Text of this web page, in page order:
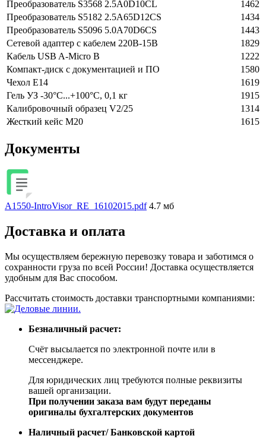
Преобразователь S3568 2.5A0D10CL
1462
Преобразователь S5182 2.5A65D12CS
1434
Преобразователь S5096 5.0A70D6CS
1443
Сетевой адаптер с кабелем 220В-15В
1829
Кабель USB A-Micro B
1222
Компакт-диск с документацией и ПО
1580
Чехол Е14
1619
Гель УЗ -30°C...+100°C, 0,1 кг
1915
Калибровочный образец V2/25
1314
Жесткий кейс М20
1615
Документы
A1550-IntroVisor_RE_16102015.pdf 4.7 мб
Доставка и оплата
Мы осуществляем бережную перевозку товара и заботимся о
сохранности груза по всей России! Доставка осуществляется
удобным для Вас способом.
Рассчитать стоимость доставки транспортными компаниями:
Безналичный расчет:
Счёт высылается по электронной почте или в
мессенджере.
Для юридических лиц требуются полные реквизиты
вашей организации.
При получении заказа вам будут переданы
оригиналы бухгалтерских документов
Наличный расчет/ Банковской картой